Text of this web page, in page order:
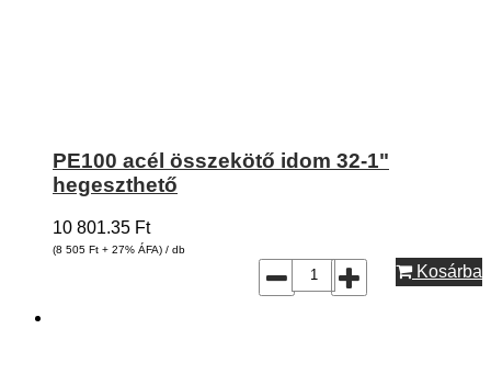
PE100 acél összekötő idom 32-1"
hegeszthető
10 801.35 Ft
(8 505 Ft + 27% ÁFA) / db
Kosárba